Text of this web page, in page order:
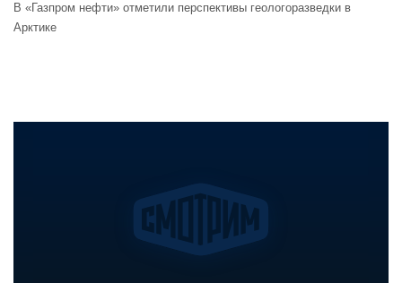
В «Газпром нефти» отметили перспективы геологоразведки в
Арктике